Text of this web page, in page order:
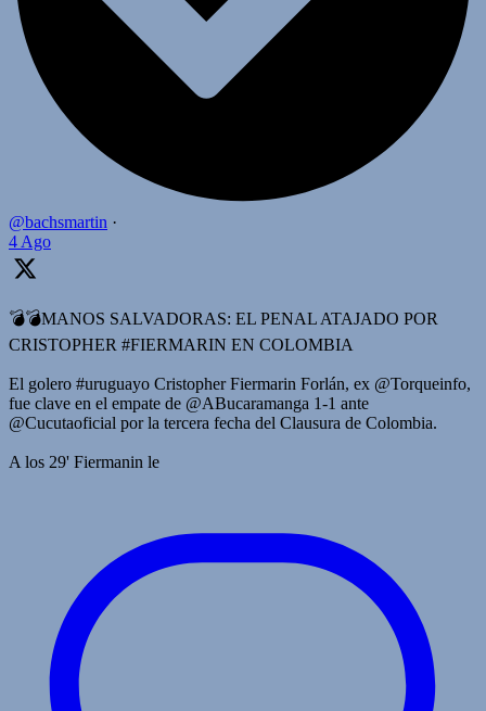
@bachsmartin ·
4 Ago
💣💣MANOS SALVADORAS: EL PENAL ATAJADO POR
CRISTOPHER #FIERMARIN EN COLOMBIA
El golero #uruguayo Cristopher Fiermarin Forlán, ex @Torqueinfo,
fue clave en el empate de @ABucaramanga 1-1 ante
@Cucutaoficial por la tercera fecha del Clausura de Colombia.
A los 29' Fiermanin le